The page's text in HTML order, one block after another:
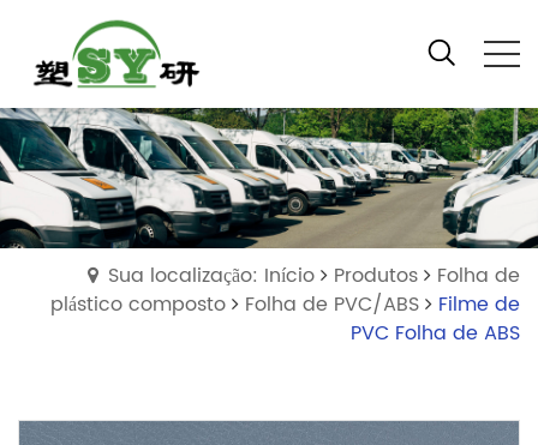
Sua localização: Início Produtos
Folha de
plástico composto
Folha de PVC/ABS
Filme de
PVC Folha de ABS